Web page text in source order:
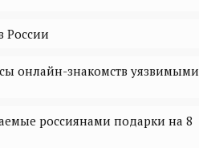
России
онлайн-знакомств уязвимыми
россиянами подарки на 8